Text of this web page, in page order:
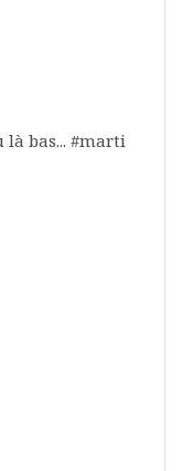
là bas... #marti